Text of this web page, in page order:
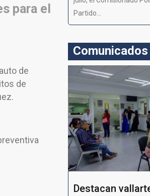
para el
de
de
Partido...
Comunicados
Destacan